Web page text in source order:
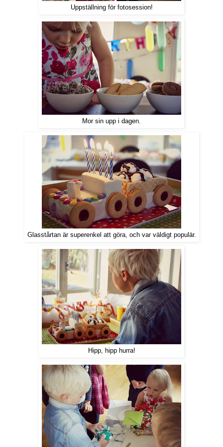
Uppställning för fotosession!
Mor sin upp i dagen.
Glasstårtan är superenkel att göra, och var väldigt populär.
Hipp, hipp hurra!